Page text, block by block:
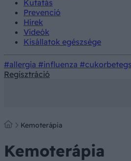
Kutatás
Prevenció
Hírek
Videók
Kisállatok egészsége
#allergia #influenza
Regisztráció
Kemoterápia
Kemoterápia